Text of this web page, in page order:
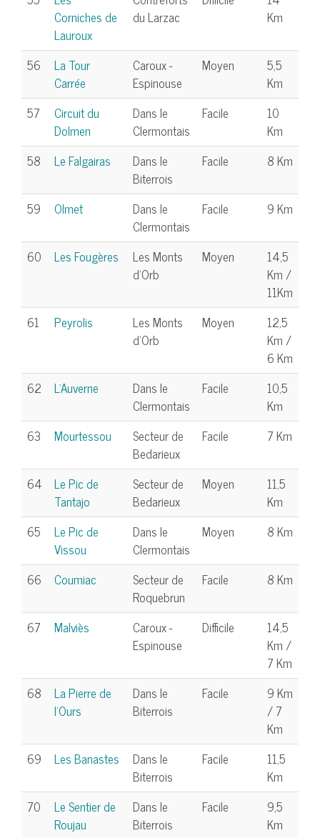
Corniches de
Lauroux
du Larzac
Km
56
La Tour
Carrée
Caroux -
Espinouse
Moyen
5,5
Km
57
Circuit du
Dolmen
Dans le
Clermontais
Facile
10
Km
58
Le Falgairas
Dans le
Biterrois
Facile 8 Km
59 Olmet
Dans le
Clermontais
Facile 9 Km
60 Les Fougères
Les Monts
d'Orb
Moyen
14,5
Km /
11Km
61
Peyrolis
Les Monts
d'Orb
Moyen
12,5
Km /
6 Km
62
L'Auverne
Dans le
Clermontais
Facile
10,5
Km
63
Mourtessou
Secteur de
Bedarieux
Facile 7 Km
64
Le Pic de
Tantajo
Secteur de
Bedarieux
Moyen
11,5
Km
65
Le Pic de
Vissou
Dans le
Clermontais
Moyen 8 Km
66 Coumiac
Secteur de
Roquebrun
Facile 8 Km
67 Malviès
Caroux -
Espinouse
Difficile
14,5
Km /
7 Km
68
La Pierre de
l'Ours
Dans le
Biterrois
Facile
9 Km
/ 7
Km
69
Les Banastes
Dans le
Biterrois
Facile
11,5
Km
70
Le Sentier de
Roujau
Dans le
Biterrois
Facile
9,5
Km